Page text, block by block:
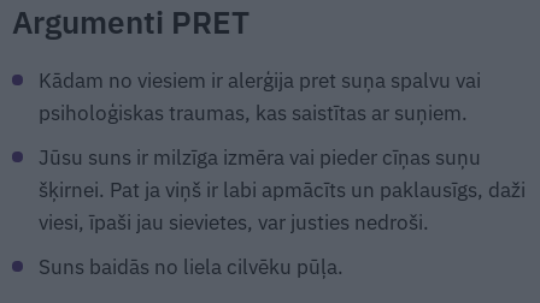
Argumenti PRET
Kādam no viesiem ir alerģija pret suņa spalvu vai
psiholoģiskas traumas, kas saistītas ar suņiem.
Jūsu suns ir milzīga izmēra vai pieder cīņas suņu
šķirnei. Pat ja viņš ir labi apmācīts un paklausīgs, daži
viesi, īpaši jau sievietes, var justies nedroši.
Suns baidās no liela cilvēku pūļa.